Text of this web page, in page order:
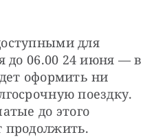
для
до 06.00 24 июня — в
оформить ни
поездку.
до этого
продолжить.